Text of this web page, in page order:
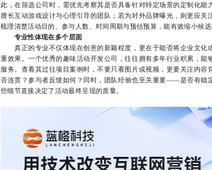
此，在筛选公司时，需优先考察其是否具备针对特定场景的定制化
擅长互动游戏设计与心理引导的团队；若为对外品牌曝光，则更应
梳理清楚活动目的、参与人数、时间周期与预估预算，能有效缩小候
专业性体现在多个层面
真正的专业不仅体现在创意的新颖程度，更在于能否将企业文化
重效果。一个优秀的趣味活动开发公司，往往拥有多年行业积累，
服务。查看其过往项目案例时，不要只看图片或视频，更要关注内
否连贯？参与者反馈如何？同时，团队经验也至关重要——是否有稳
些细节直接决定了活动最终呈现的质量。